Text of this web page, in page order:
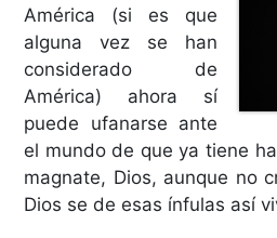
América (si es que
alguna vez se han
considerado de
América) ahora sí
puede ufanarse ante
el mundo de que ya tiene
magnate, Dios, aunque no
Dios se de esas ínfulas así